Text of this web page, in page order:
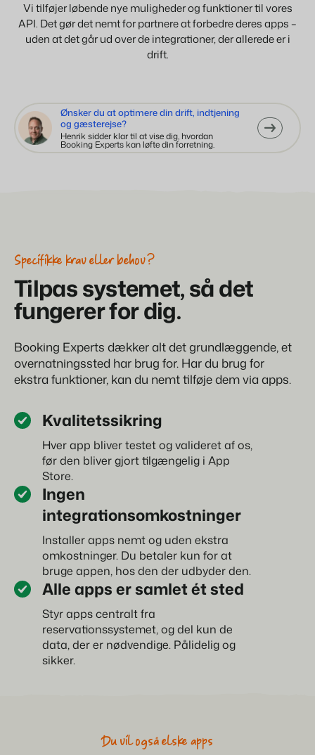
Vi tilføjer løbende nye muligheder og funktioner til vores
API. Det gør det nemt for partnere at forbedre deres apps –
uden at det går ud over de integrationer, der allerede er i
drift.
Ønsker du at optimere din drift, indtjening
og gæsterejse?
Henrik sidder klar til at vise dig, hvordan
Booking Experts kan løfte din forretning.
Specifikke krav eller behov?
Tilpas systemet, så det
fungerer for dig.
Booking Experts dækker alt det grundlæggende, et
overnatningssted har brug for. Har du brug for
ekstra funktioner, kan du nemt tilføje dem via apps.
Kvalitetssikring
Hver app bliver testet og valideret af os,
før den bliver gjort tilgængelig i App
Store.
Ingen
integrationsomkostninger
Installer apps nemt og uden ekstra
omkostninger. Du betaler kun for at
bruge appen, hos den der udbyder den.
Alle apps er samlet ét sted
Styr apps centralt fra
reservationssystemet, og del kun de
data, der er nødvendige. Pålidelig og
sikker.
Du vil også elske apps